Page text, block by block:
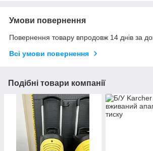
Умови повернення
Повернення товару впродовж 14 днів за
Всі умови повернення
Подібні товари компанії